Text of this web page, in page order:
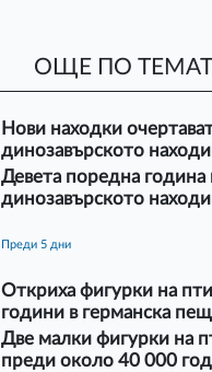
ОЩЕ ПО
Нови находки
динозавърското
Девета поредна
динозавърското
преди 5 дни
Откриха фигурки на
години в германска
Две малки фигурки на
преди около 40 000